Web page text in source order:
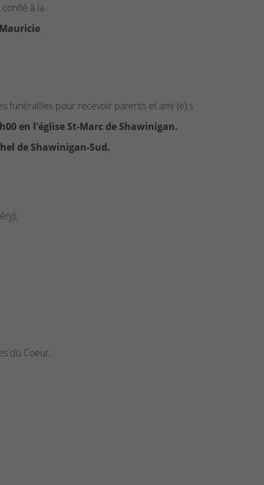
à la
funérailles pour recevoir parents et ami (e) s
en l'église St-Marc de Shawinigan.
de Shawinigan-Sud.
du Coeur.